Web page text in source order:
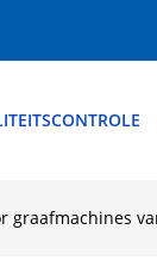
graafmachines